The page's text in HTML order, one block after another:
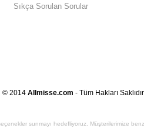
Sıkça Sorulan Sorular
© 2014 Allmisse.com - Tüm Hakları
sunmayı hedefliyoruz. Müşterilerimize